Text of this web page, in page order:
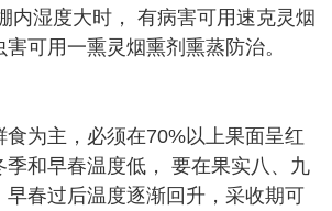
内湿度大时， 有病害可用速克灵烟
可用一熏灵烟熏剂熏蒸防治。
食为主，必须在70%以上果面呈红
季和早春温度低， 要在果实八、九
早春过后温度逐渐回升，采收期可